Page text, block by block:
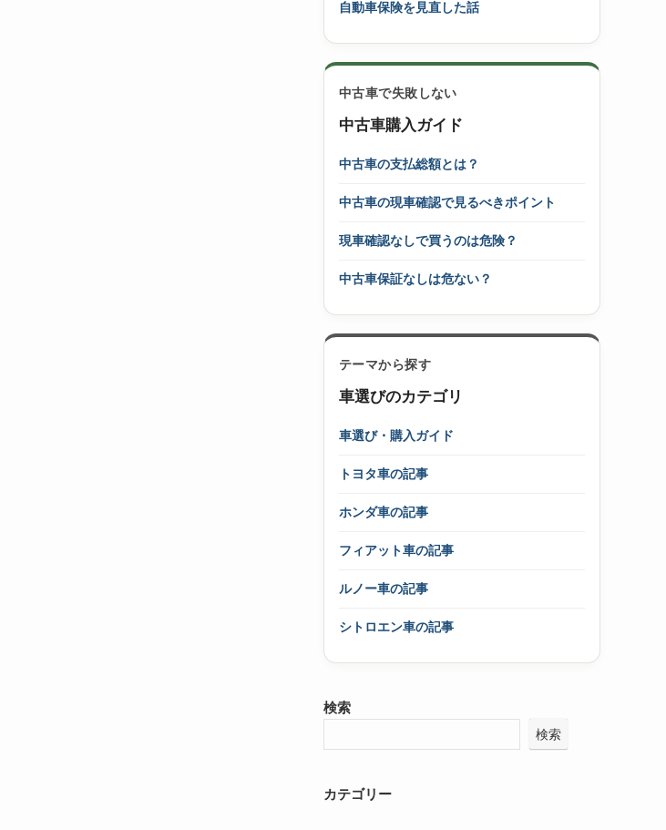
自動車保険を見直した話
中古車で失敗しない
中古車購入ガイド
中古車の支払総額とは？
中古車の現車確認で見るべきポイント
現車確認なしで買うのは危険？
中古車保証なしは危ない？
テーマから探す
車選びのカテゴリ
車選び・購入ガイド
トヨタ車の記事
ホンダ車の記事
フィアット車の記事
ルノー車の記事
シトロエン車の記事
検索
検索
カテゴリー